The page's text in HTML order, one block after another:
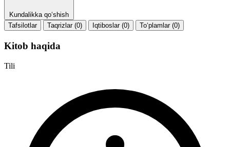
Kundalikka qo‘shish
Tafsilotlar
Taqrizlar (0) Iqtiboslar (0) To‘plamlar (0)
Kitob haqida
Tili